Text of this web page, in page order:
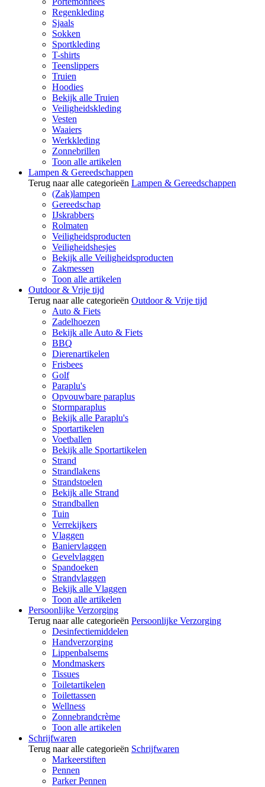
Regenkleding
Sjaals
Sokken
Sportkleding
T-shirts
Teenslippers
Truien
Hoodies
Bekijk alle Truien
Veiligheidskleding
Vesten
Waaiers
Werkkleding
Zonnebrillen
Toon alle artikelen
Lampen & Gereedschappen
Terug naar alle categorieën Lampen & Gereedschappen
(Zak)lampen
Gereedschap
IJskrabbers
Rolmaten
Veiligheidsproducten
Veiligheidshesjes
Bekijk alle Veiligheidsproducten
Zakmessen
Toon alle artikelen
Outdoor & Vrije tijd
Terug naar alle categorieën Outdoor & Vrije tijd
Auto & Fiets
Zadelhoezen
Bekijk alle Auto & Fiets
BBQ
Dierenartikelen
Frisbees
Golf
Paraplu's
Opvouwbare paraplus
Stormparaplus
Bekijk alle Paraplu's
Sportartikelen
Voetballen
Bekijk alle Sportartikelen
Strand
Strandlakens
Strandstoelen
Bekijk alle Strand
Strandballen
Tuin
Verrekijkers
Vlaggen
Baniervlaggen
Gevelvlaggen
Spandoeken
Strandvlaggen
Bekijk alle Vlaggen
Toon alle artikelen
Persoonlijke Verzorging
Terug naar alle categorieën Persoonlijke Verzorging
Desinfectiemiddelen
Handverzorging
Lippenbalsems
Mondmaskers
Tissues
Toiletartikelen
Toilettassen
Wellness
Zonnebrandcrème
Toon alle artikelen
Schrijfwaren
Terug naar alle categorieën Schrijfwaren
Markeerstiften
Pennen
Parker Pennen